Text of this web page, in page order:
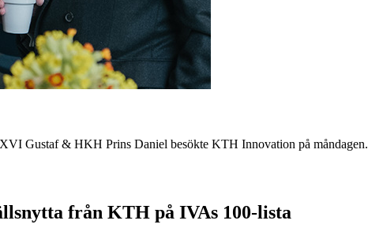
Gustaf & HKH Prins Daniel besökte KTH Innovation på måndagen.
från KTH på IVAs 100-lista